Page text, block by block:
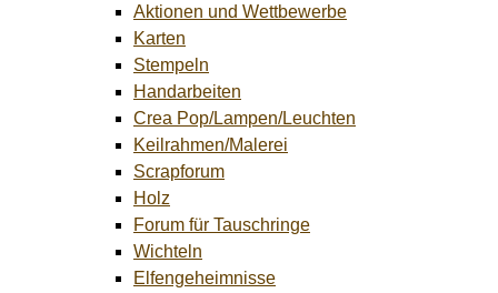
Aktionen und Wettbewerbe
Karten
Stempeln
Handarbeiten
Crea Pop/Lampen/Leuchten
Keilrahmen/Malerei
Scrapforum
Holz
Forum für Tauschringe
Wichteln
Elfengeheimnisse